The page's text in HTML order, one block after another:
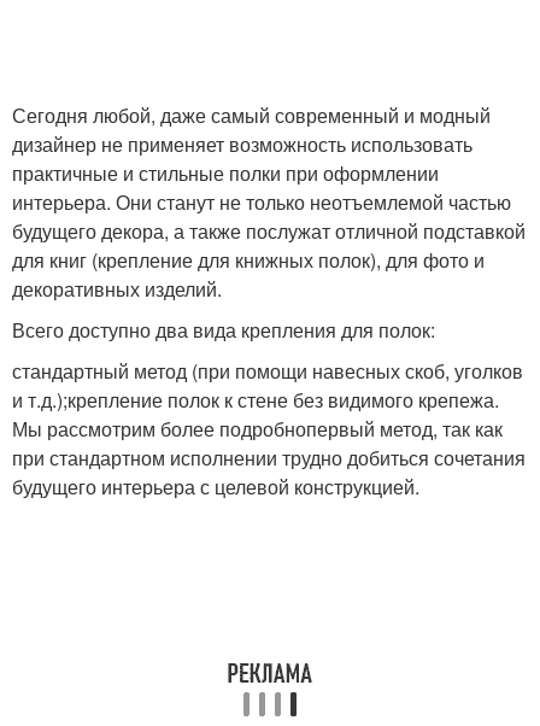
Сегодня любой, даже самый современный и модный
дизайнер не применяет возможность использовать
практичные и стильные полки при оформлении
интерьера. Они станут не только неотъемлемой частью
будущего декора, а также послужат отличной подставкой
для книг (крепление для книжных полок), для фото и
декоративных изделий.
Всего доступно два вида крепления для полок:
стандартный метод (при помощи навесных скоб, уголков
и т.д.);крепление полок к стене без видимого крепежа.
Мы рассмотрим более подробнопервый метод, так как
при стандартном исполнении трудно добиться сочетания
будущего интерьера с целевой конструкцией.